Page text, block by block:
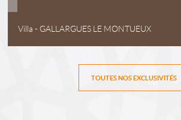
Villa - GALLARGUES LE MONTUEUX
TOUTES NOS EXCLUSIVITÉS